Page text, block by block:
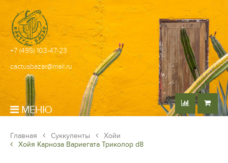
+7 (495) 103-47-23
cactusbazar@mail.ru
МЕНЮ
Главная Суккуленты
Хойи
Хойя Карноза Вариегата Триколор d8